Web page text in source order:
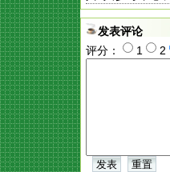
发表评论
评分：
1 2